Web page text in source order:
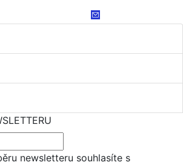
newsletteru souhlasíte s